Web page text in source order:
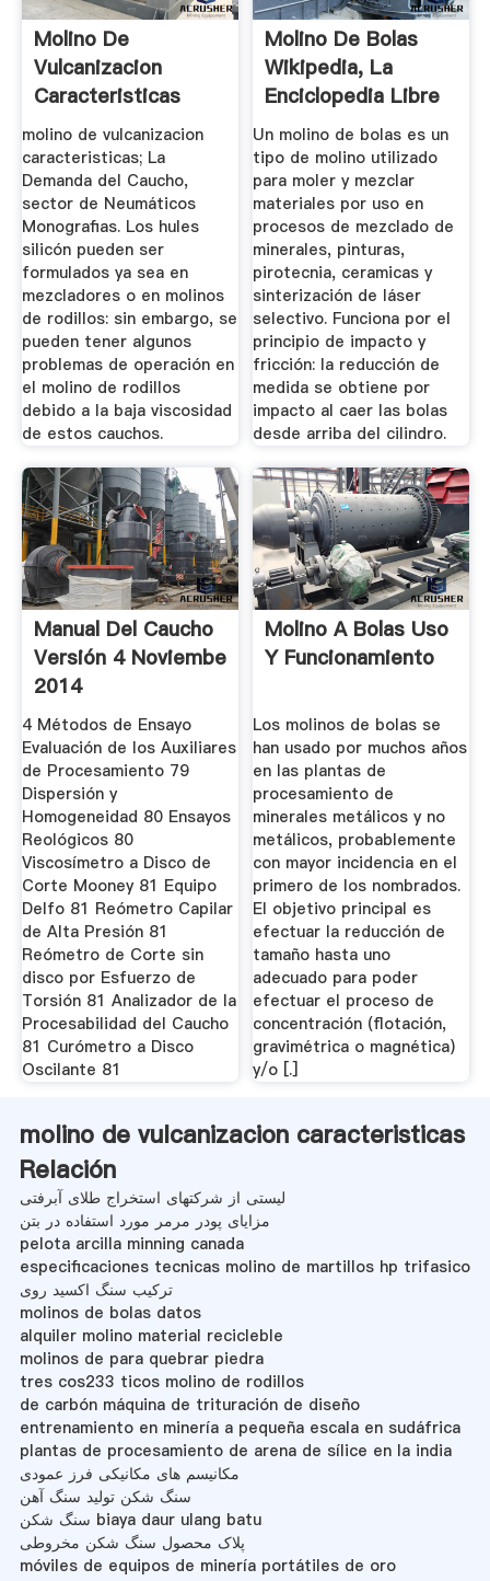
Molino De
Vulcanizacion
Caracteristicas
molino de vulcanizacion
caracteristicas; La
Demanda del Caucho,
sector de Neumáticos
Monografias. Los hules
silicón pueden ser
formulados ya sea en
mezcladores o en molinos
de rodillos: sin embargo, se
pueden tener algunos
problemas de operación en
el molino de rodillos
debido a la baja viscosidad
de estos cauchos.
Molino De Bolas
Wikipedia, La
Enciclopedia Libre
Un molino de bolas es un
tipo de molino utilizado
para moler y mezclar
materiales por uso en
procesos de mezclado de
minerales, pinturas,
pirotecnia, ceramicas y
sinterización de láser
selectivo. Funciona por el
principio de impacto y
fricción: la reducción de
medida se obtiene por
impacto al caer las bolas
desde arriba del cilindro.
Manual Del Caucho
Versión 4 Noviembe
2014
4 Métodos de Ensayo
Evaluación de los Auxiliares
de Procesamiento 79
Dispersión y
Homogeneidad 80 Ensayos
Reológicos 80
Viscosímetro a Disco de
Corte Mooney 81 Equipo
Delfo 81 Reómetro Capilar
de Alta Presión 81
Reómetro de Corte sin
disco por Esfuerzo de
Torsión 81 Analizador de la
Procesabilidad del Caucho
81 Curómetro a Disco
Oscilante 81
Molino A Bolas Uso
Y Funcionamiento
Los molinos de bolas se
han usado por muchos años
en las plantas de
procesamiento de
minerales metálicos y no
metálicos, probablemente
con mayor incidencia en el
primero de los nombrados.
El objetivo principal es
efectuar la reducción de
tamaño hasta uno
adecuado para poder
efectuar el proceso de
concentración (flotación,
gravimétrica o magnética)
y/o [.]
molino de vulcanizacion caracteristicas
Relación
لیستی از شرکتهای استخراج طلای آبرفتی
مزایای پودر مرمر مورد استفاده در بتن
pelota arcilla minning canada
especificaciones tecnicas molino de martillos hp trifasico
ترکیب سنگ اکسید روی
molinos de bolas datos
alquiler molino material recicleble
molinos de para quebrar piedra
tres cos233 ticos molino de rodillos
de carbón máquina de trituración de diseño
entrenamiento en minería a pequeña escala en sudáfrica
plantas de procesamiento de arena de sílice en la india
مکانیسم های مکانیکی فرز عمودی
سنگ شکن تولید سنگ آهن
سنگ شکن biaya daur ulang batu
پلاک محصول سنگ شکن مخروطی
móviles de equipos de minería portátiles de oro